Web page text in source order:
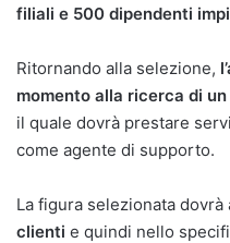
filiali e 500 dipendenti
Ritornando alla selezione,
momento alla ricerca di
il quale dovrà prestare
come agente di supporto.
La figura selezionata
clienti e quindi nello